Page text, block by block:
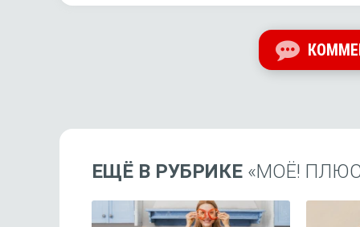
ЕЩЁ В РУБРИКЕ «МОЁ!